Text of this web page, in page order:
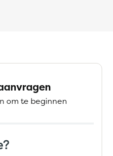
om te beginnen